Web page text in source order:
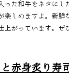
た和牛をネタにし
しめますよ。新鮮
がっています。ぜ
赤身炙り寿